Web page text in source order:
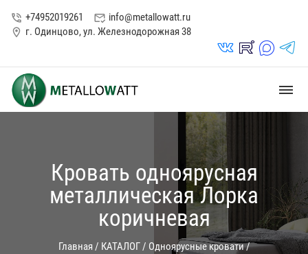
phone_in_talk +74952019261 mark_email_read info@metallowatt.ru
location_on г. Одинцово, ул. Железнодорожная 38
vk_in rutube_in max_s telegrams_in
dehaze
Кровать одноярусная
металлическая Лорка
коричневая
Главная / КАТАЛОГ/ Одноярусные кровати/